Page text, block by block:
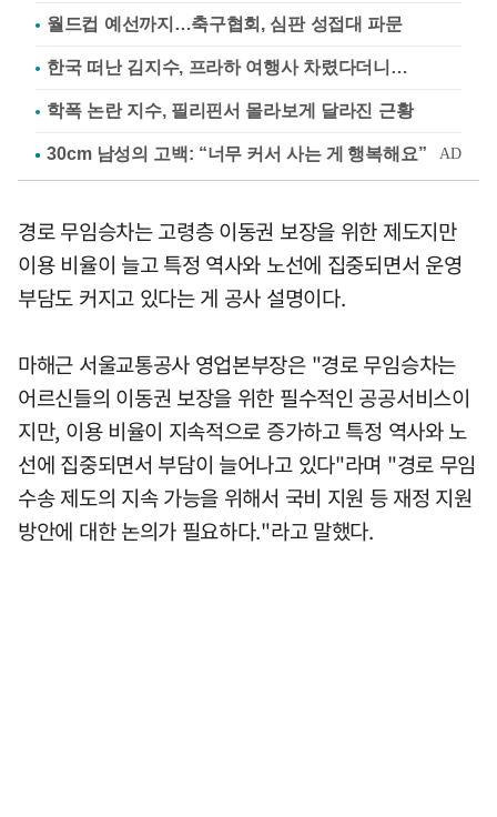
월드컵 예선까지…축구협회, 심판 성접대 파문
한국 떠난 김지수, 프라하 여행사 차렸다더니…
학폭 논란 지수, 필리핀서 몰라보게 달라진 근황
경로 무임승차는 고령층 이동권 보장을 위한 제도지만
이용 비율이 늘고 특정 역사와 노선에 집중되면서 운영
부담도 커지고 있다는 게 공사 설명이다.
마해근 서울교통공사 영업본부장은 "경로 무임승차는
어르신들의 이동권 보장을 위한 필수적인 공공서비스이
지만, 이용 비율이 지속적으로 증가하고 특정 역사와 노
선에 집중되면서 부담이 늘어나고 있다"라며 "경로 무임
수송 제도의 지속 가능을 위해서 국비 지원 등 재정 지원
방안에 대한 논의가 필요하다."라고 말했다.